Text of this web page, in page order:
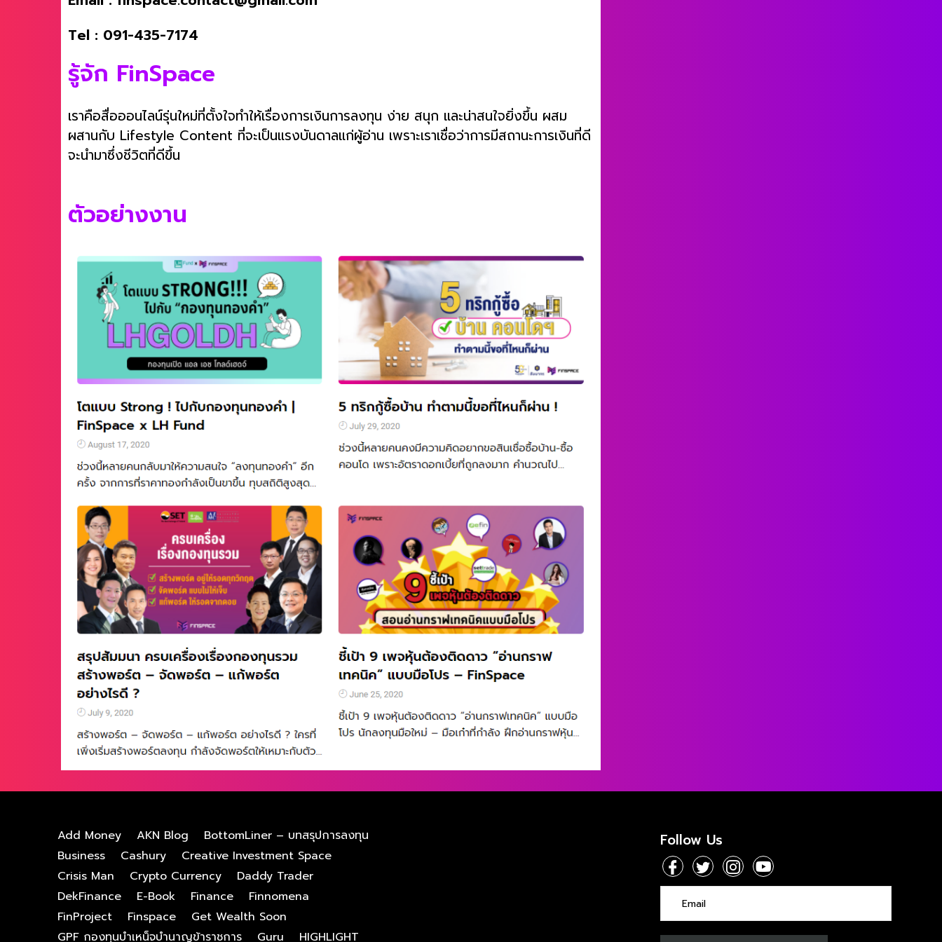
Tel : 091-435-7174
รู้จัก FinSpace
เราคือสื่อออนไลน์รุ่นใหม่ที่ตั้งใจทำให้เรื่องการเงินการลงทุน ง่าย สนุก และน่าสนใจยิ่งขึ้น ผสม
ผสานกับ Lifestyle Content ที่จะเป็นแรงบันดาลแก่ผู้อ่าน เพราะเราเชื่อว่าการมีสถานะการเงินที่ดี
จะนำมาซึ่งชีวิตที่ดีขึ้น
ตัวอย่างงาน
Add Money AKN Blog
BottomLiner – บทสรุปการลงทุน
Business
Cashury
Creative Investment Space
Crisis Man
Crypto Currency
Daddy Trader
DekFinance
E-Book Finance
Finnomena
FinProject
Finspace
Get Wealth Soon
GPF กองทุนบําเหน็จบํานาญข้าราชการ
Guru HIGHLIGHT
Follow Us